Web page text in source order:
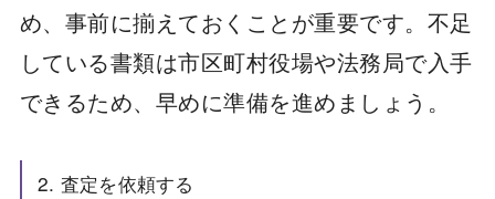
め、事前に揃えておくことが重要です。不足
している書類は市区町村役場や法務局で入手
できるため、早めに準備を進めましょう。
2. 査定を依頼する